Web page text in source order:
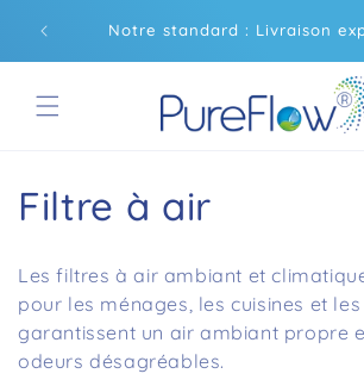
passer
contenu
Notre standard : Livraison
C
l
l
Filtre à air
Les filtres à air ambiant et
pour les ménages, les cuisines et
garantissent un air ambiant propre
odeurs désagréables.